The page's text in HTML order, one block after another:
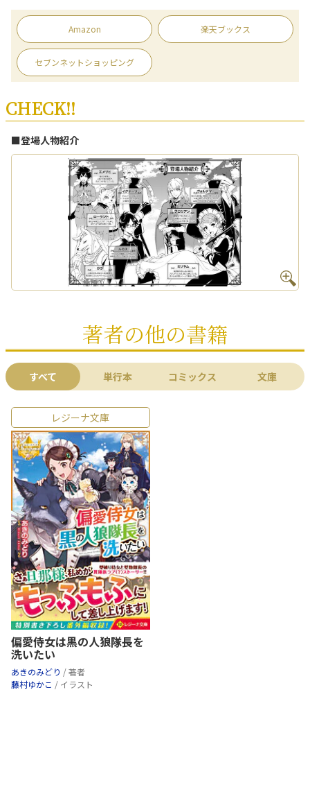
Amazon 楽天ブックス
セブンネットショッピング
CHECK!!
■登場人物紹介
著者の他の書籍
すべて 単行本 コミックス 文庫
レジーナ文庫
偏愛侍女は黒の人狼隊長を
洗いたい
あきのみどり / 著者
藤村ゆかこ / イラスト